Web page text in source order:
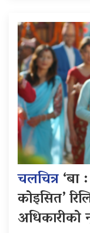
चलचित्र‘बा
कोइसित’
अधिकारीको